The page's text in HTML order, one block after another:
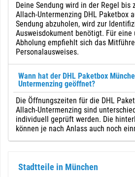
Deine Sendung wird in der Regel bis
Allach-Untermenzing DHL Paketbox
Sendung abzuholen, wird zur
Ausweisdokument benötigt. Für eine
Abholung empfiehlt sich das
Personalausweises.
Wann hat der DHL Paketbox
Untermenzing geöffnet?
Die Öffnungszeiten für die DHL
Allach-Untermenzing sind
individuell geprüft werden. Die
können je nach Anlass auch noch
Stadtteile in München